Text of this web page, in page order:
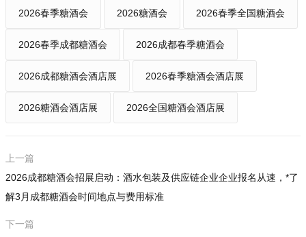
2026春季糖酒会 2026糖酒会 2026春季全国糖酒会
2026春季成都糖酒会 2026成都春季糖酒会
2026成都糖酒会酒店展 2026春季糖酒会酒店展
2026糖酒会酒店展 2026全国糖酒会酒店展
上一篇
2026成都糖酒会招展启动：酒水包装及供应链企业企业报名从速，*了
解3月成都糖酒会时间地点与费用标准
下一篇